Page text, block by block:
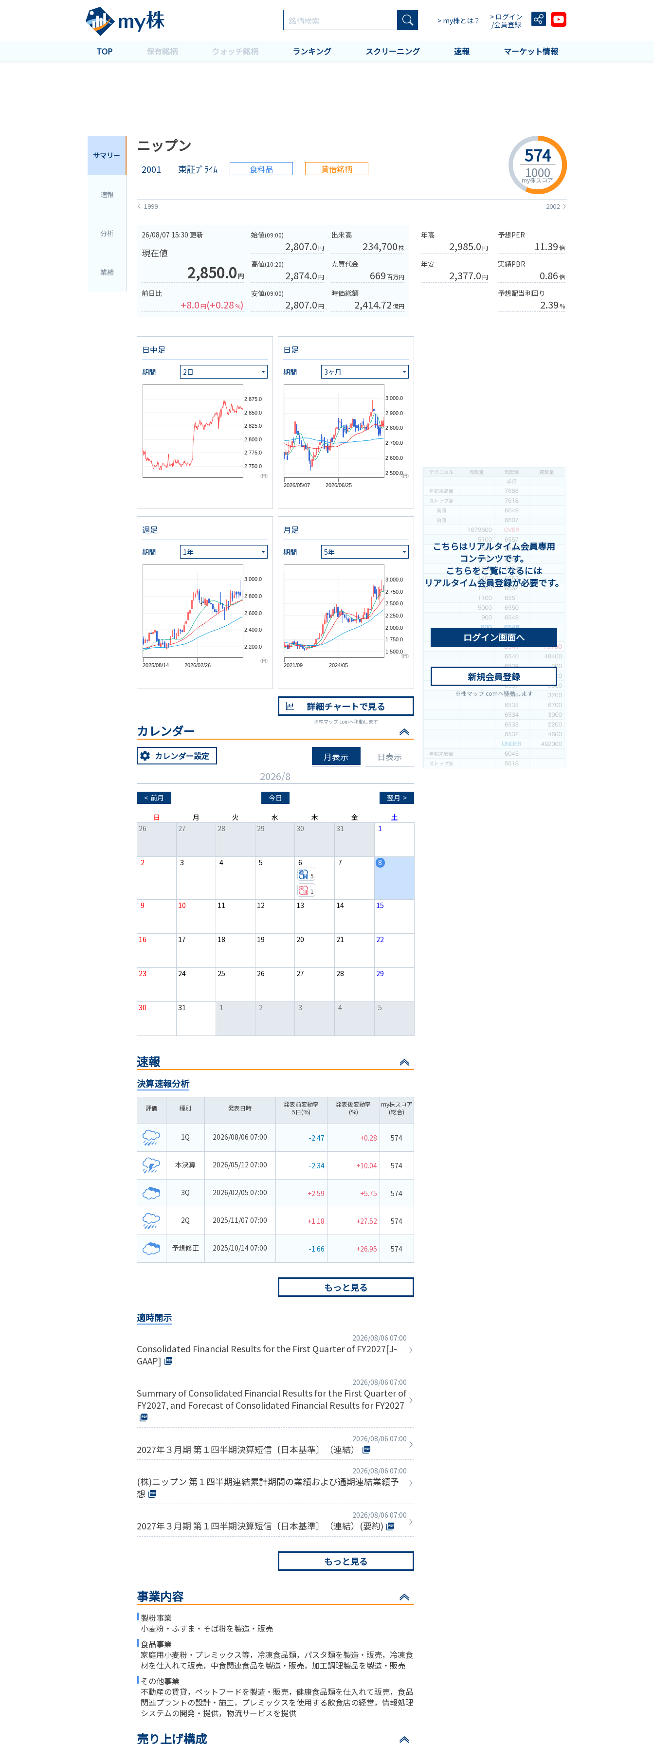
> my株とは？
> ログイン
/会員登録
TOP 保有銘柄 ウォッチ銘柄 ランキング スクリーニング 速報 マーケット情報
サマリー
速報
分析
業績
ニップン
2001 東証ﾌﾟﾗｲﾑ 食料品 貸借銘柄
574
1000
my株スコア
1999 2002
26/08/07 15:30 更新
現在値
2,850.0円
前日比
+8.0円(+0.28 %)
始値(09:00)
2,807.0円
高値(10:20)
2,874.0円
安値(09:00)
2,807.0円
出来高
234,700株
売買代金
669百万円
時価総額
2,414.72億円
年高
2,985.0円
年安
2,377.0円
予想PER
11.39倍
実績PBR
0.86倍
予想配当利回り
2.39 %
日中足
期間 2日
(円)
2,750.0
2,775.0
2,800.0
2,825.0
2,850.0
2,875.0
日足
期間 3ヶ月
(円)
2026/05/07 2026/06/25
2,500.0
2,600.0
2,700.0
2,800.0
2,900.0
3,000.0
週足
期間 1年
(円)
2025/08/14 2026/02/26
2,200.0
2,400.0
2,600.0
2,800.0
3,000.0
月足
期間 5年
(円)
2021/09 2024/05
1,500.0
1,750.0
2,000.0
2,250.0
2,500.0
2,750.0
3,000.0
詳細チャートで見る
※株マップ.comへ移動します
カレンダー
カレンダー設定 月表示 日表示
2026/8
< 前月 今日 翌月 >
日
月 火 水 木 金
土
26
27 28 29 30 31 1
2 3 4 5 6
5
1
7 8
9 10 11 12 13 14 15
16 17 18 19 20 21 22
23 24 25 26 27 28 29
30 31 1 2 3 4 5
速報
決算速報分析
評価 種別 発表日時
発表前変動率
5日(%)
発表後変動率
(%)
my株スコア
(総合)
1Q 2026/08/06 07:00 -2.47 +0.28 574
本決算 2026/05/12 07:00 -2.34 +10.04 574
3Q 2026/02/05 07:00 +2.59 +5.75 574
2Q 2025/11/07 07:00 +1.18 +27.52 574
予想修正 2025/10/14 07:00 -1.66 +26.95 574
もっと見る
適時開示
2026/08/06 07:00
Consolidated Financial Results for the First Quarter of FY2027[J-
GAAP]
2026/08/06 07:00
Summary of Consolidated Financial Results for the First Quarter of
FY2027, and Forecast of Consolidated Financial Results for FY2027
2026/08/06 07:00
2027年３月期 第１四半期決算短信〔日本基準〕（連結）
2026/08/06 07:00
(株)ニップン 第１四半期連結累計期間の業績および通期連結業績予
想
2026/08/06 07:00
2027年３月期 第１四半期決算短信〔日本基準〕（連結）(要約)
もっと見る
事業内容
製粉事業
小麦粉・ふすま・そば粉を製造・販売
食品事業
家庭用小麦粉・プレミックス等，冷凍食品類，パスタ類を製造・販売，冷凍食
材を仕入れて販売，中食関連食品を製造・販売，加工調理製品を製造・販売
その他事業
不動産の賃貸，ペットフードを製造・販売，健康食品類を仕入れて販売，食品
関連プラントの設計・施工，プレミックスを使用する飲食店の経営，情報処理
システムの開発・提供，物流サービスを提供
売り上げ構成
こちらはリアルタイム会員専用
コンテンツです。
こちらをご覧になるには
リアルタイム会員登録が必要です。
ログイン画面へ
新規会員登録
※株マップ.comへ移動します